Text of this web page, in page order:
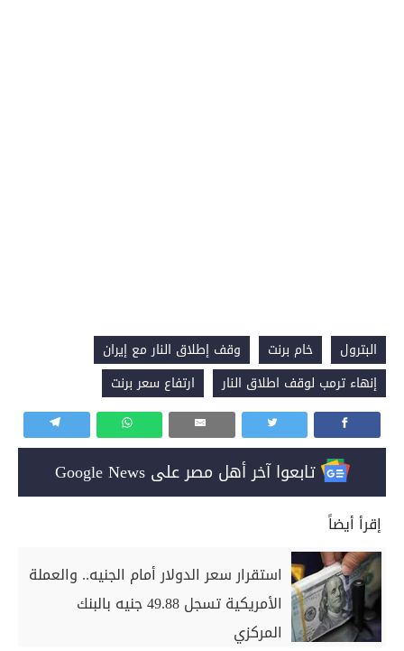
البترول خام برنت
وقف إطلاق النار مع إيران
إنهاء ترمب لوقف اطلاق النار
ارتفاع سعر برنت
تابعوا آخر أهل مصر على Google News
إقرأ أيضاً
استقرار سعر الدولار أمام الجنيه.. والعملة
الأمريكية تسجل 49.88 جنيه بالبنك
المركزي